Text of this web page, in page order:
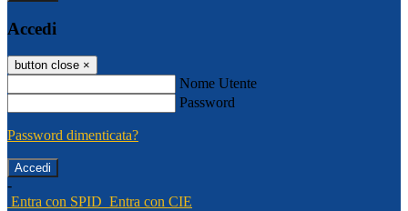
Accedi
button close ×
Nome Utente
Password
Password dimenticata?
-
Entra con SPID Entra con CIE